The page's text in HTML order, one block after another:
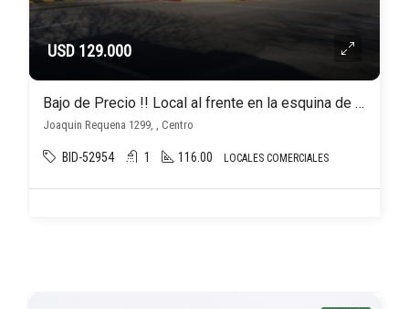
USD 129.000
Bajo de Precio !! Local al frente en la esquina de Joaquin Requena y Chaná
Joaquin Requena 1299, , Centro
BID-52954 1 116.00 LOCALES COMERCIALES